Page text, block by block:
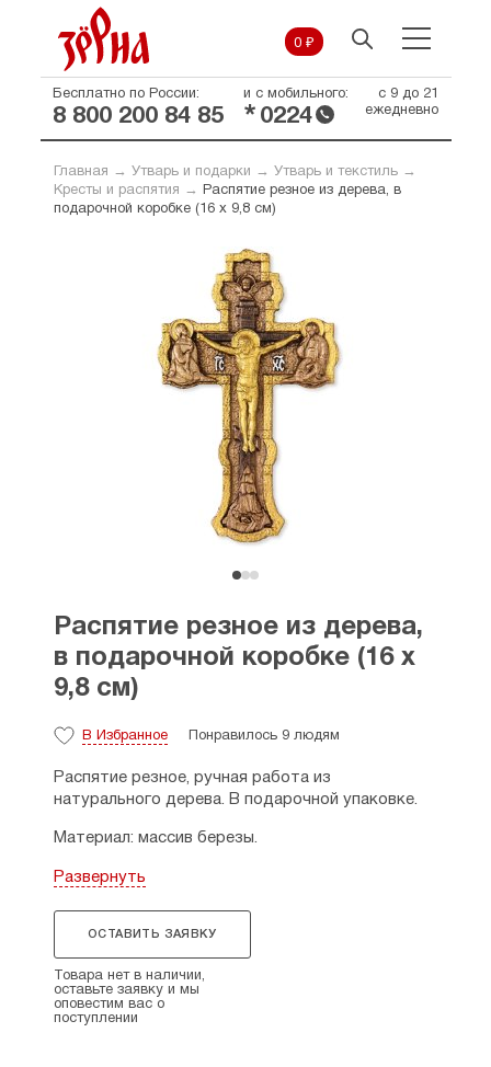
0 ₽
Бесплатно по России:
8 800 200 84 85
и с мобильного:
* 0224
с 9 до 21
ежедневно
Главная → Утварь и подарки → Утварь и текстиль→
Кресты и распятия →
Распятие резное из дерева, в
подарочной коробке (16 х 9,8 см)
Распятие резное из дерева,
в подарочной коробке (16 х
9,8 см)
В Избранное Понравилось 9 людям
Распятие резное, ручная работа из
натурального дерева. В подарочной упаковке.
Материал: массив березы.
Размеры: высота — 16 см, ширина — 9,8 см,
Размер коробочки: 12 х 20 х 4 см.
Изделие ручной работы создается мастером на
станке, работа очень тонкая и ювелирная,
тончайшая фреза диаметром 0,125 мм создает
Развернуть
ОСТАВИТЬ ЗАЯВКУ
Товара нет в наличии,
оставьте заявку и мы
оповестим вас о
поступлении